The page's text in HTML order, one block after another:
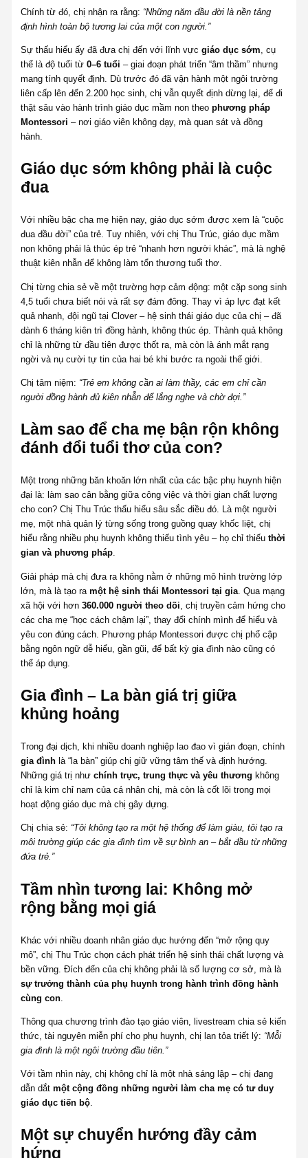
Chính từ đó, chị nhận ra rằng: “Những năm đầu đời là nền tảng
định hình toàn bộ tương lai của một con người.”
Sự thấu hiểu ấy đã đưa chị đến với lĩnh vựcgiáo dục sớm , cụ
thể là độ tuổi từ0–6 tuổi – giai đoạn phát triển “âm thầm” nhưng
mang tính quyết định. Dù trước đó đã vận hành một ngôi trường
liên cấp lên đến 2.200 học sinh, chị vẫn quyết định dừng lại, để đi
thật sâu vào hành trình giáo dục mầm non theophương pháp
Montessori – nơi giáo viên không dạy, mà quan sát và đồng
hành.
Giáo dục sớm không phải là cuộc
đua
Với nhiều bậc cha mẹ hiện nay, giáo dục sớm được xem là “cuộc
đua đầu đời” của trẻ. Tuy nhiên, với chị Thu Trúc, giáo dục mầm
non không phải là thúc ép trẻ “nhanh hơn người khác”, mà là nghệ
thuật kiên nhẫn để không làm tổn thương tuổi thơ.
Chị từng chia sẻ về một trường hợp cảm động: một cặp song sinh
4,5 tuổi chưa biết nói và rất sợ đám đông. Thay vì áp lực đạt kết
quả nhanh, đội ngũ tại Clover – hệ sinh thái giáo dục của chị – đã
dành 6 tháng kiên trì đồng hành, không thúc ép. Thành quả không
chỉ là những từ đầu tiên được thốt ra, mà còn là ánh mắt rạng
ngời và nụ cười tự tin của hai bé khi bước ra ngoài thế giới.
Chị tâm niệm: “Trẻ em không cần ai làm thầy, các em chỉ cần
người đồng hành đủ kiên nhẫn để lắng nghe và chờ đợi.”
Làm sao để cha mẹ bận rộn không
đánh đổi tuổi thơ của con?
Một trong những băn khoăn lớn nhất của các bậc phụ huynh hiện
đại là: làm sao cân bằng giữa công việc và thời gian chất lượng
cho con? Chị Thu Trúc thấu hiểu sâu sắc điều đó. Là một người
mẹ, một nhà quản lý từng sống trong guồng quay khốc liệt, chị
hiểu rằng nhiều phụ huynh không thiếu tình yêu – họ chỉ thiếuthời
gian và phương pháp.
Giải pháp mà chị đưa ra không nằm ở những mô hình trường lớp
lớn, mà là tạo ramột hệ sinh thái Montessori tại gia . Qua mạng
xã hội với hơn360.000 người theo dõi , chị truyền cảm hứng cho
các cha mẹ “học cách chậm lại”, thay đổi chính mình để hiểu và
yêu con đúng cách. Phương pháp Montessori được chị phổ cập
bằng ngôn ngữ dễ hiểu, gần gũi, để bất kỳ gia đình nào cũng có
thể áp dụng.
Gia đình – La bàn giá trị giữa
khủng hoảng
Trong đại dịch, khi nhiều doanh nghiệp lao đao vì gián đoạn, chính
gia đình là “la bàn” giúp chị giữ vững tâm thế và định hướng.
Những giá trị nhưchính trực, trung thực và yêu thương không
chỉ là kim chỉ nam của cá nhân chị, mà còn là cốt lõi trong mọi
hoạt động giáo dục mà chị gây dựng.
Chị chia sẻ: “Tôi không tạo ra một hệ thống để làm giàu, tôi tạo ra
môi trường giúp các gia đình tìm về sự bình an – bắt đầu từ những
đứa trẻ.”
Tầm nhìn tương lai: Không mở
rộng bằng mọi giá
Khác với nhiều doanh nhân giáo dục hướng đến “mở rộng quy
mô”, chị Thu Trúc chọn cách phát triển hệ sinh thái chất lượng và
bền vững. Đích đến của chị không phải là số lượng cơ sở, mà là
sự trưởng thành của phụ huynh trong hành trình đồng hành
cùng con
Thông qua chương trình đào tạo giáo viên, livestream chia sẻ kiến
thức, tài nguyên miễn phí cho phụ huynh, chị lan tỏa triết lý: “Mỗi
gia đình là một ngôi trường đầu tiên.”
Với tầm nhìn này, chị không chỉ là một nhà sáng lập – chị đang
dẫn dắtmột cộng đồng những người làm cha mẹ có tư duy
giáo dục tiến bộ.
Một sự chuyển hướng đầy cảm
hứng